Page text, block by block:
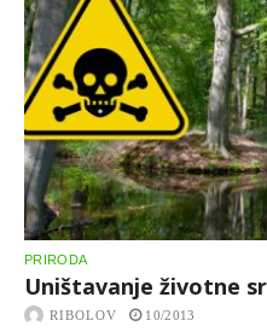
PRIRODA
Uništavanje životne
RIBOLOV 10/2013